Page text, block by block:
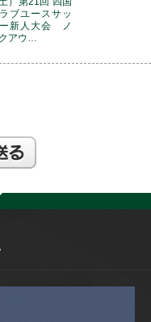
ブユースサッ
新人大会 ノ
アウ…